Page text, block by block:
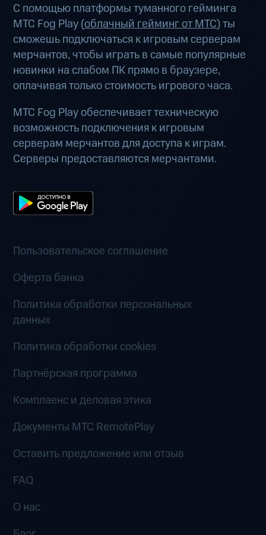
С помощью платформы туманного гейминга
МТС Fog Play (облачный гейминг от МТС) ты
сможешь подключаться к игровым серверам
мерчантов, чтобы играть в самые популярные
новинки на слабом ПК прямо в браузере,
оплачивая только стоимость игрового часа.
МТС Fog Play обеспечивает техническую
возможность подключения к игровым
серверам мерчантов для доступа к играм.
Серверы предоставляются мерчантами.
Пользовательское соглашение
Оферта банка
Политика обработки персональных
данных
Политика обработки cookies
Партнёрская программа
Комплаенс и деловая этика
Документы MTC RemotePlay
Оставить предложение или отзыв
FAQ
О нас